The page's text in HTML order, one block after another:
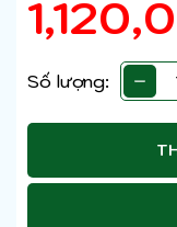
Số lượng: